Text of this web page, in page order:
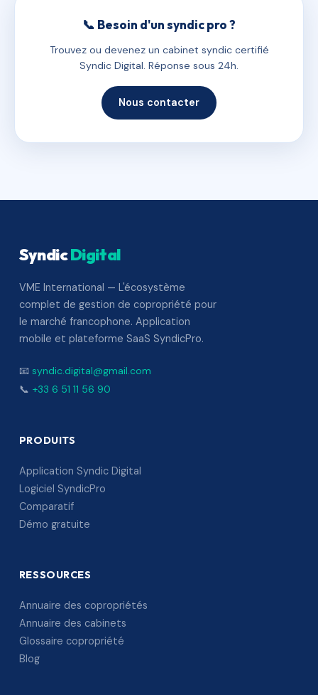
📞 Besoin d'un syndic pro ?
Trouvez ou devenez un cabinet syndic certifié
Syndic Digital. Réponse sous 24h.
Nous contacter
SyndicDigital
VME International — L'écosystème
complet de gestion de copropriété pour
le marché francophone. Application
mobile et plateforme SaaS SyndicPro.
📧 syndic.digital@gmail.com
📞 +33 6 51 11 56 90
PRODUITS
Application Syndic Digital
Logiciel SyndicPro
Comparatif
Démo gratuite
RESSOURCES
Annuaire des copropriétés
Annuaire des cabinets
Glossaire copropriété
Blog